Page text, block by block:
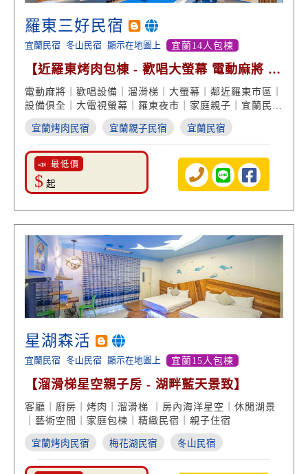
羅東三好民宿
宜蘭民宿 冬山民宿 顯示在地圖上 宜蘭14人包棟
【近羅東烤肉包棟 - 歡唱大螢幕 電動麻將 設
備俱全】
電動麻將｜歡唱設備｜溜滑梯｜大螢幕｜鄰近羅東市區｜
設備俱全｜大電視螢幕｜羅東夜市｜家庭親子｜宜蘭民宿
度假
宜蘭烤肉民宿 宜蘭親子民宿 宜蘭民宿
📣 最低價
$ 起
星湖森活
宜蘭民宿 冬山民宿 顯示在地圖上 宜蘭15人包棟
【溜滑梯星空親子房 - 湖畔藍天景致】
客廳｜廚房｜烤肉｜溜滑梯 ｜房內海洋星空｜休閒湖景
｜藝術空間｜家庭包棟｜精緻民宿｜親子住宿
宜蘭烤肉民宿 梅花湖民宿 冬山民宿